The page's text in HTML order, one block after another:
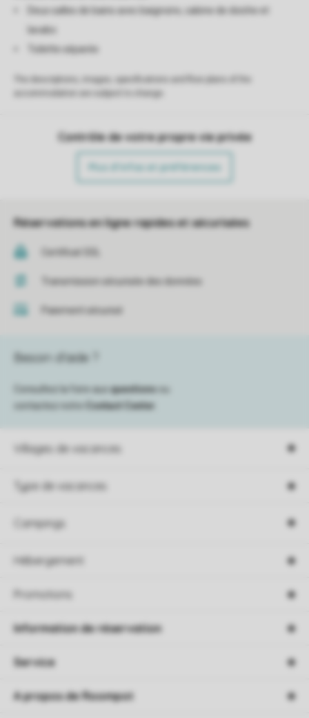
Deux salles de bains avec baignoire, cabine de doiche et
lavabo
Toilette séparée
Contrôle de votre propre vie privée
Plus d’infos et préférences
Réservations en ligne rapides et sécurisées
Certificat SSL
Transmission sécurisée des données
Paiement sécurisé
Villages de vacances
Type de vacances
Campings
Hébergement
Promotions
Besoin d’aide ?
Consultez la foire aux questions
contactez notre
Contact Center
Information de réservation
Service
A propos de Roompot